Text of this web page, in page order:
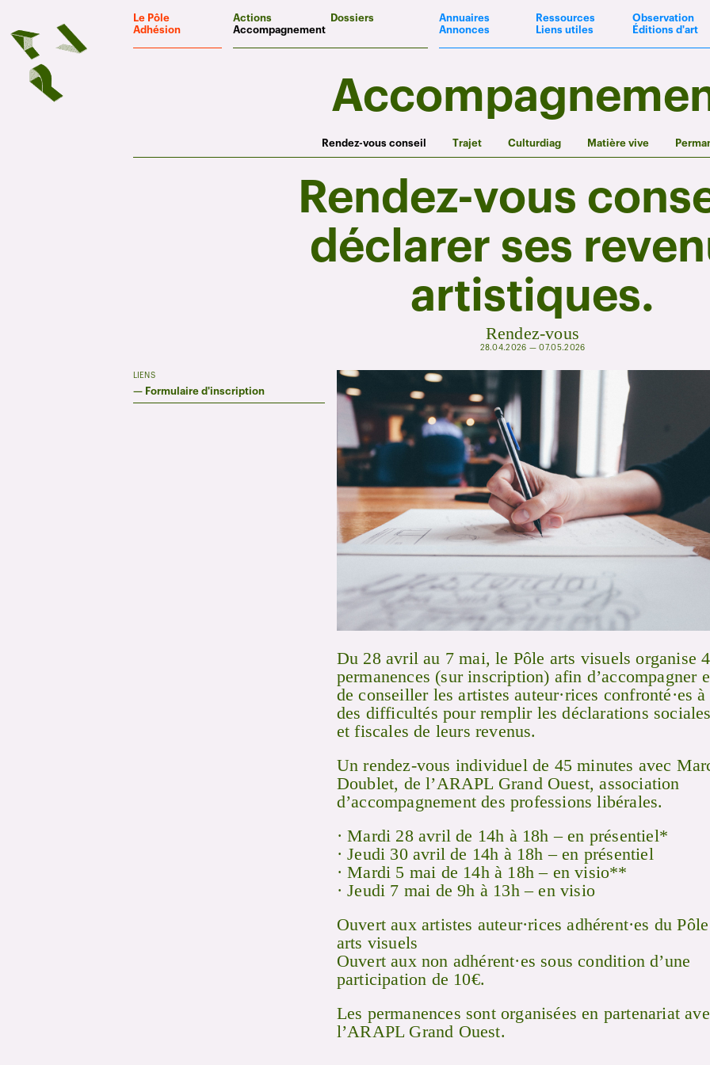
Le Pôle
Adhésion
Actions
Accompagnement
Dossiers
Annuaires
Annonces
Ressources
Liens utiles
Observation
Éditions d'art
Rendez-vous conseil Trajet Culturdiag Matière vive
Rendez-vous
déclarer ses
artistiques.
Rendez-vous
28.04.2026 — 07.05.2026
Du 28 avril au 7 mai, le Pôle arts visuels organise 4
permanences (sur inscription) afin d’accompagner
de conseiller les artistes auteur·rices confronté·es à
des difficultés pour remplir les déclarations
et fiscales de leurs revenus.
Un rendez-vous individuel de 45 minutes avec
Doublet, de l’ARAPL Grand Ouest, association
d’accompagnement des professions libérales.
· Mardi 28 avril de 14h à 18h – en présentiel*
· Jeudi 30 avril de 14h à 18h – en présentiel
· Mardi 5 mai de 14h à 18h – en visio**
· Jeudi 7 mai de 9h à 13h – en visio
Ouvert aux artistes auteur·rices adhérent·es du Pôle
arts visuels
Ouvert aux non adhérent·es sous condition d’une
participation de 10€.
Les permanences sont organisées en partenariat
l’ARAPL Grand Ouest.
LIENS
— Formulaire d'inscription